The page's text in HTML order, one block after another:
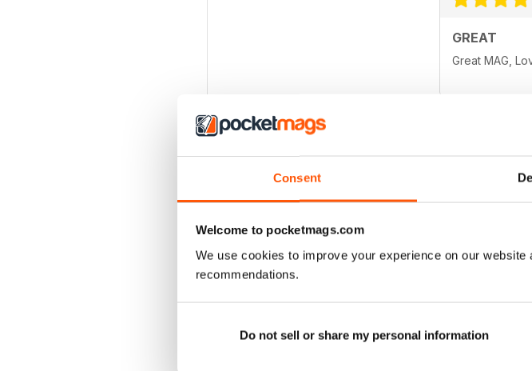
Consent
Welcome to pocketmags.com
We use cookies to improve your experience on our
recommendations.
Do not sell or share my personal information
GREAT
Great MAG,
Glad there's
missed! Great